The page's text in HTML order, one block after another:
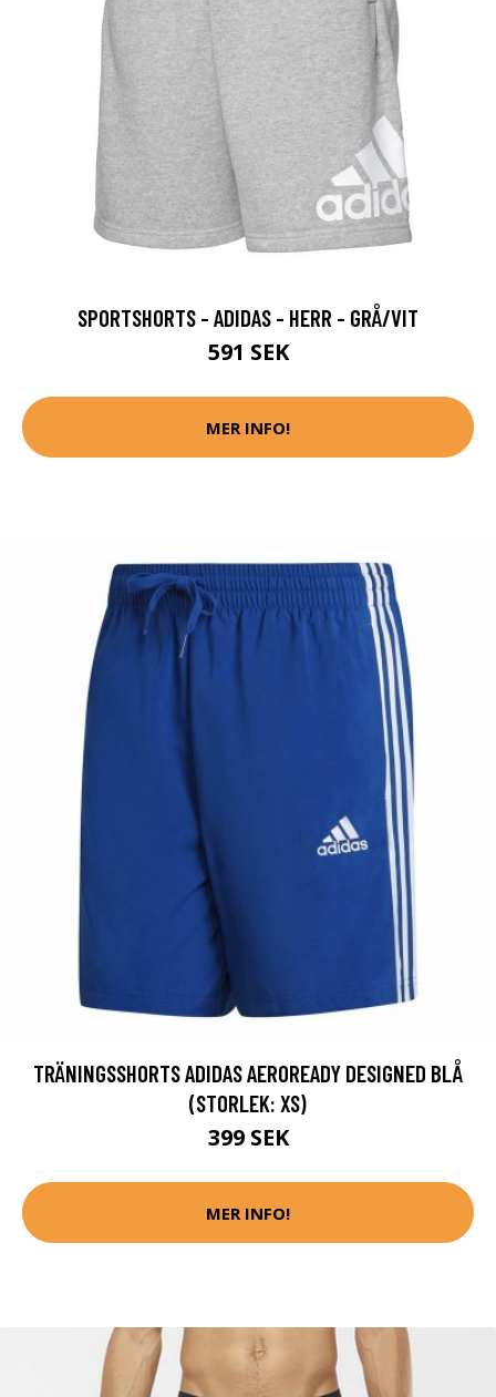
SPORTSHORTS - ADIDAS - HERR - GRÅ/VIT
591 SEK
MER INFO!
TRÄNINGSSHORTS ADIDAS AEROREADY DESIGNED BLÅ
(STORLEK: XS)
399 SEK
MER INFO!